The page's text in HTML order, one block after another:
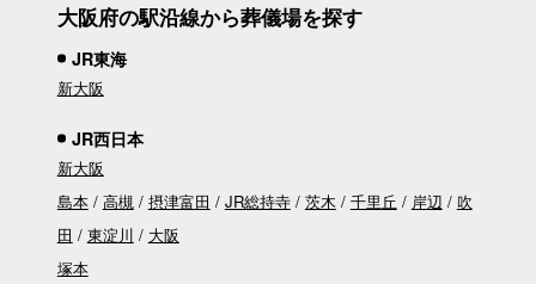
大阪府の駅沿線から葬儀場を探す
JR東海
新大阪
JR西日本
新大阪
島本
高槻 摂津富田 JR総持寺 茨木 千里丘 岸辺
吹
田
東淀川
大阪
塚本